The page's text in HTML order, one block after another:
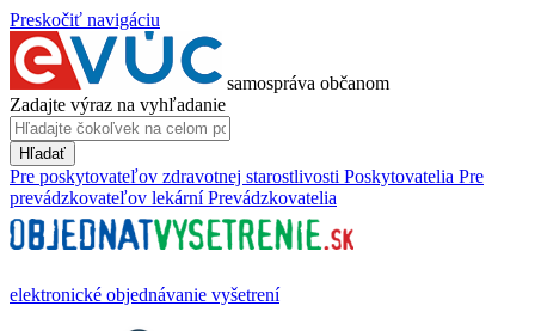
Preskočiť navigáciu
samospráva občanom
Zadajte výraz na vyhľadanie
Hľadať
Pre poskytovateľov zdravotnej starostlivosti Poskytovatelia Pre
prevádzkovateľov lekární Prevádzkovatelia
elektronické objednávanie vyšetrení